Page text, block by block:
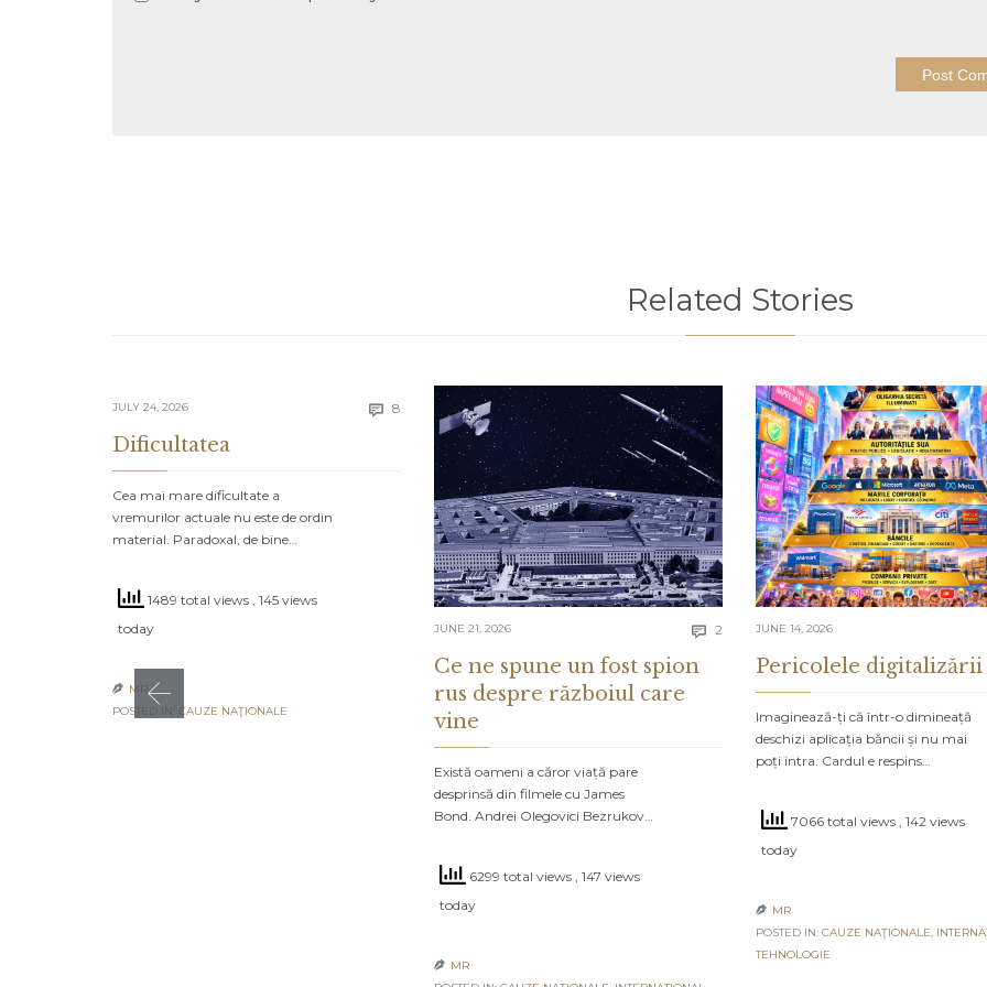
Related Stories
JULY 24, 2026  8 Comments
Dificultatea
Cea mai mare dificultate a
vremurilor actuale nu este de ordin
material. Paradoxal, de bine…
1489 total views , 145 views
today
 MR
POSTED IN: CAUZE NAŢIONALE
JUNE 21, 2026  2 Comments
Ce ne spune un fost spion
rus despre războiul care
vine
Există oameni a căror viață pare
desprinsă din filmele cu James
Bond. Andrei Olegovici Bezrukov…
6299 total views , 147 views
today
 MR
JUNE 14, 2026
Pericolele digitalizării
Imaginează-ți că într-o dimineață
deschizi aplicația băncii și nu mai
poți intra. Cardul e respins…
7066 total views , 142 views
today
 MR
POSTED IN: CAUZE NAŢIONALE,
TEHNOLOGIE